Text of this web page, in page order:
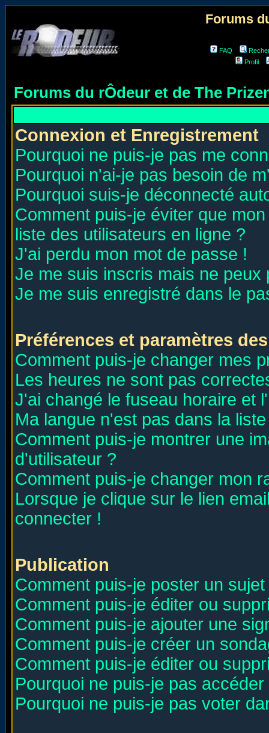
Forums
FAQ
Profil
Forums du rÔdeur et de The
Connexion et Enregistrement
Pourquoi ne puis-je pas me
Pourquoi n'ai-je pas besoin de
Pourquoi suis-je déconnecté
Comment puis-je éviter que
liste des utilisateurs en ligne ?
J'ai perdu mon mot de passe !
Je me suis inscris mais ne peux
Je me suis enregistré dans le
Préférences et paramètres
Comment puis-je changer mes
Les heures ne sont pas
J'ai changé le fuseau horaire et
Ma langue n'est pas dans la
Comment puis-je montrer une
d'utilisateur ?
Comment puis-je changer mon
Lorsque je clique sur le lien
connecter !
Publication
Comment puis-je poster un
Comment puis-je éditer ou
Comment puis-je ajouter une
Comment puis-je créer un
Comment puis-je éditer ou
Pourquoi ne puis-je pas
Pourquoi ne puis-je pas voter